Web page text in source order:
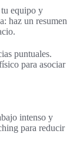
equipo y
haz un resumen
puntuales.
para asociar
intenso y
para reducir